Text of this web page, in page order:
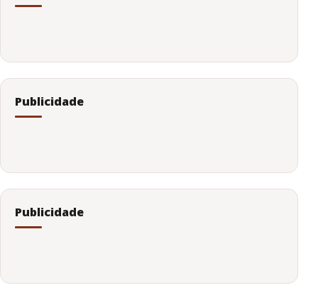
Publicidade
Publicidade